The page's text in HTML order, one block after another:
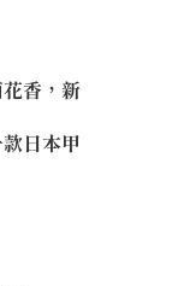
香，新
日本甲